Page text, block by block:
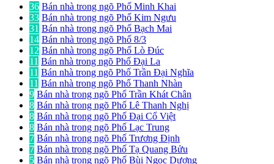
36 Bán nhà trong ngõ Phố Minh Khai
33 Bán nhà trong ngõ Phố Kim Ngưu
31 Bán nhà trong ngõ Phố Bạch Mai
14 Bán nhà trong ngõ Phố 8/3
12 Bán nhà trong ngõ Phố Lò Đúc
11 Bán nhà trong ngõ Phố Đại La
11 Bán nhà trong ngõ Phố Trần Đại Nghĩa
11 Bán nhà trong ngõ Phố Thanh Nhàn
9 Bán nhà trong ngõ Phố Trần Khát Chân
8 Bán nhà trong ngõ Phố Lê Thanh Nghị
8 Bán nhà trong ngõ Phố Đại Cổ Việt
8 Bán nhà trong ngõ Phố Lạc Trung
7 Bán nhà trong ngõ Phố Trương Định
7 Bán nhà trong ngõ Phố Tạ Quang Bửu
5 Bán nhà trong ngõ Phố Bùi Ngọc Dương